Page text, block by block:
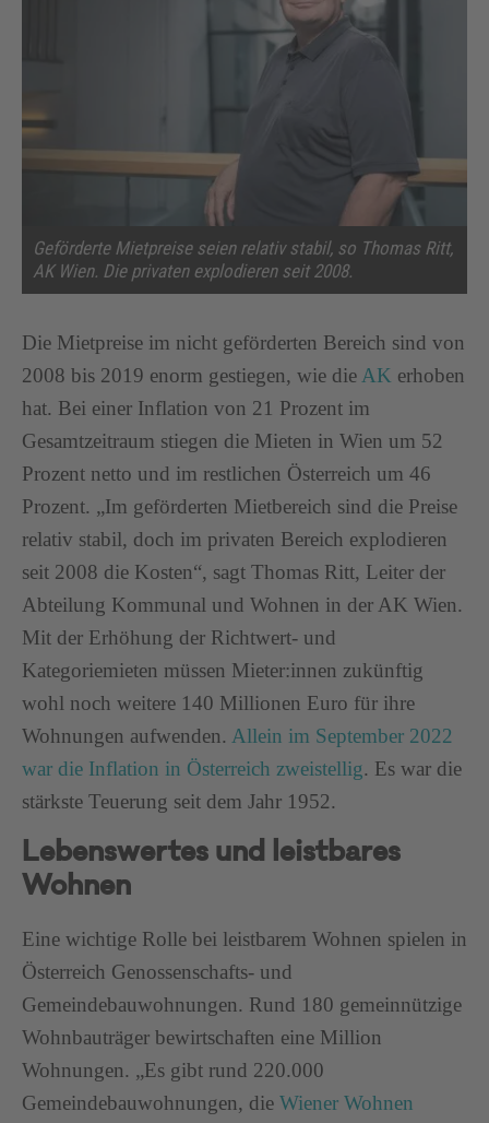
Geförderte Mietpreise seien relativ stabil, so Thomas Ritt,
AK Wien. Die privaten explodieren seit 2008.
Die Mietpreise im nicht geförderten Bereich sind von
2008 bis 2019 enorm gestiegen, wie dieAK erhoben
hat. Bei einer Inflation von 21 Prozent im
Gesamtzeitraum stiegen die Mieten in Wien um 52
Prozent netto und im restlichen Österreich um 46
Prozent. „Im geförderten Mietbereich sind die Preise
relativ stabil, doch im privaten Bereich explodieren
seit 2008 die Kosten“, sagt Thomas Ritt, Leiter der
Abteilung Kommunal und Wohnen in der AK Wien.
Mit der Erhöhung der Richtwert- und
Kategoriemieten müssen Mieter:innen zukünftig
wohl noch weitere 140 Millionen Euro für ihre
Wohnungen aufwenden. Allein im September 2022
war die Inflation in Österreich zweistellig. Es war die
stärkste Teuerung seit dem Jahr 1952.
Lebenswertes und leistbares
Wohnen
Eine wichtige Rolle bei leistbarem Wohnen spielen in
Österreich Genossenschafts- und
Gemeindebauwohnungen. Rund 180 gemeinnützige
Wohnbauträger bewirtschaften eine Million
Wohnungen. „Es gibt rund 220.000
Gemeindebauwohnungen, die Wiener Wohnen